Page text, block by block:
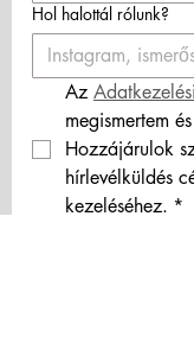
Hol halottál rólunk?
Az
megismertem
Hozzájárulok
hírlevélküldés
kezeléséhez. *